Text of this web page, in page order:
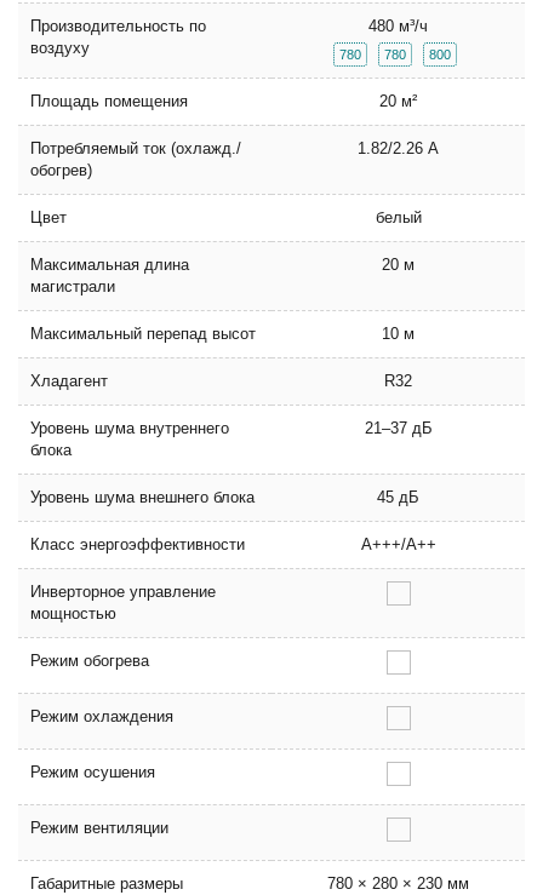
Производительность по
воздуху
480 м³/ч
780 780 800
Площадь помещения 20 м²
Потребляемый ток (охлажд./
обогрев)
1.82/2.26 А
Цвет белый
Максимальная длина
магистрали
20 м
Максимальный перепад высот 10 м
Хладагент R32
Уровень шума внутреннего
блока
21–37 дБ
Уровень шума внешнего блока 45 дБ
Класс энергоэффективности A+++/A++
Инверторное управление
мощностью
Режим обогрева
Режим охлаждения
Режим осушения
Режим вентиляции
Габаритные размеры
780 × 280 × 230 мм